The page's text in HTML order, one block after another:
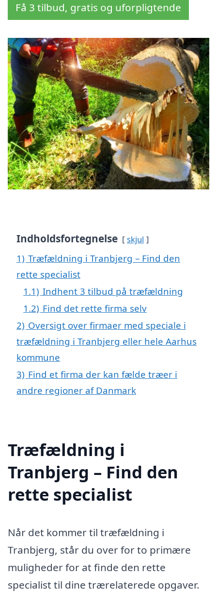
Få 3 tilbud, gratis og uforpligtende
Indholdsfortegnelse skjul
1) Træfældning i Tranbjerg – Find den
rette specialist
1.1) Indhent 3 tilbud på træfældning
1.2) Find det rette firma selv
2) Oversigt over firmaer med speciale i
træfældning i Tranbjerg eller hele Aarhus
kommune
3) Find et firma der kan fælde træer i
andre regioner af Danmark
Træfældning i
Tranbjerg – Find den
rette specialist
Når det kommer til træfældning i
Tranbjerg, står du over for to primære
muligheder for at finde den rette
specialist til dine trærelaterede opgaver.